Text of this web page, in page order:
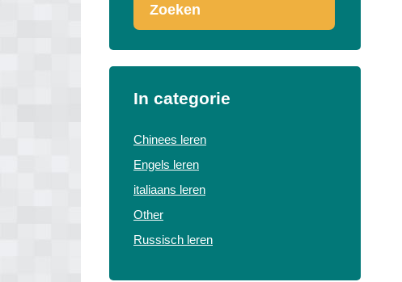
Zoeken
In categorie
Chinees leren
Engels leren
italiaans leren
Other
Russisch leren